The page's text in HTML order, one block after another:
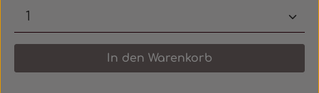
Produkt Anzahl: Gib den
In den Warenkorb